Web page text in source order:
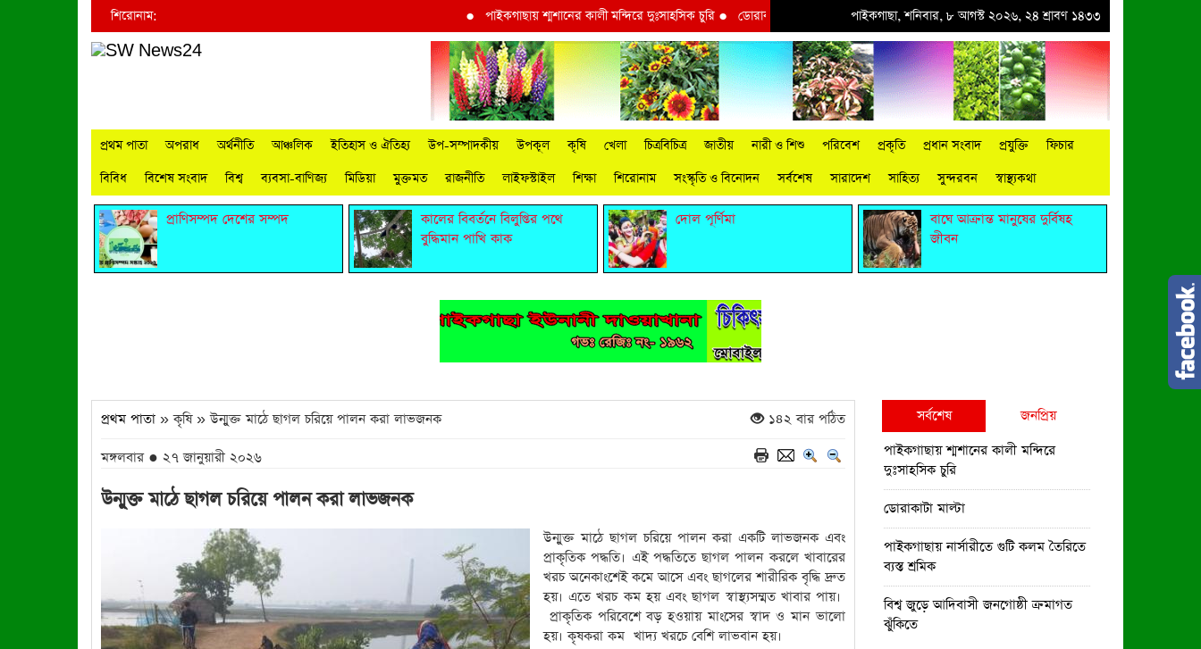
শিরোনাম: পাইকগাছায় শ্মশানের কালী মন্দিরে দুঃসাহসিক চুরি●ডোরাকাটা মাল্টা পাইকগাছায় নার্সারীতে গুটি কলম তৈরিতে ব্যস্ত শ্রমিক●বিশ্ব জুড়ে আদিবাসী
পাইকগাছা, শনিবার, ৮ আগস্ট ২০২৬, ২৪ শ্রাবণ ১৪৩৩
প্রথম পাতা অপরাধ অর্থনীতি আঞ্চলিক ইতিহাস ও ঐতিহ্য উপ-সম্পাদকীয় উপকূল কৃষি খেলা চিত্রবিচিত্র জাতীয় নারী ও শিশু পরিবেশ প্রকৃতি প্রধান সংবাদ প্রযুক্তি
ফিচার
বিবিধ
বিশেষ সংবাদ বিশ্ব ব্যবসা-বাণিজ্য মিডিয়া মুক্তমত রাজনীতি লাইফস্টাইল শিক্ষা শিরোনাম সংস্কৃতি ও বিনোদন সর্বশেষ সারাদেশ সাহিত্য সুন্দরবন স্বাস্থ্যকথা
প্রাণিসম্পদ দেশের সম্পদ
কালের বিবর্তনে বিলুপ্তির পথে
বুদ্ধিমান পাখি কাক
দোল পূর্ণিমা
বাঘে আক্রান্ত মানুষের দুর্বিষহ
জীবন
প্রথম পাতা » কৃষি » উন্মুক্ত মাঠে ছাগল চরিয়ে পালন করা লাভজনক ১৪২ বার পঠিত
মঙ্গলবার ● ২৭ জানুয়ারী ২০২৬
উন্মুক্ত মাঠে ছাগল চরিয়ে পালন করা লাভজনক
উন্মুক্ত মাঠে ছাগল চরিয়ে পালন করা একটি লাভজনক এবং
প্রাকৃতিক পদ্ধতি। এই পদ্ধতিতে ছাগল পালন করলে খাবারের
খরচ অনেকাংশেই কমে আসে এবং ছাগলের শারীরিক বৃদ্ধি দ্রুত
হয়। এতে খরচ কম হয় এবং ছাগল স্বাস্থ্যসম্মত খাবার পায়।
প্রাকৃতিক পরিবেশে বড় হওয়ায় মাংসের স্বাদ ও মান ভালো
হয়। কৃষকরা কম খাদ্য খরচে বেশি লাভবান হয়।
সর্বশেষ
জনপ্রিয়
পাইকগাছায় শ্মশানের কালী মন্দিরে
দুঃসাহসিক চুরি
ডোরাকাটা মাল্টা
পাইকগাছায় নার্সারীতে গুটি কলম তৈরিতে
ব্যস্ত শ্রমিক
বিশ্ব জুড়ে আদিবাসী জনগোষ্ঠী ক্রমাগত
ঝুঁকিতে